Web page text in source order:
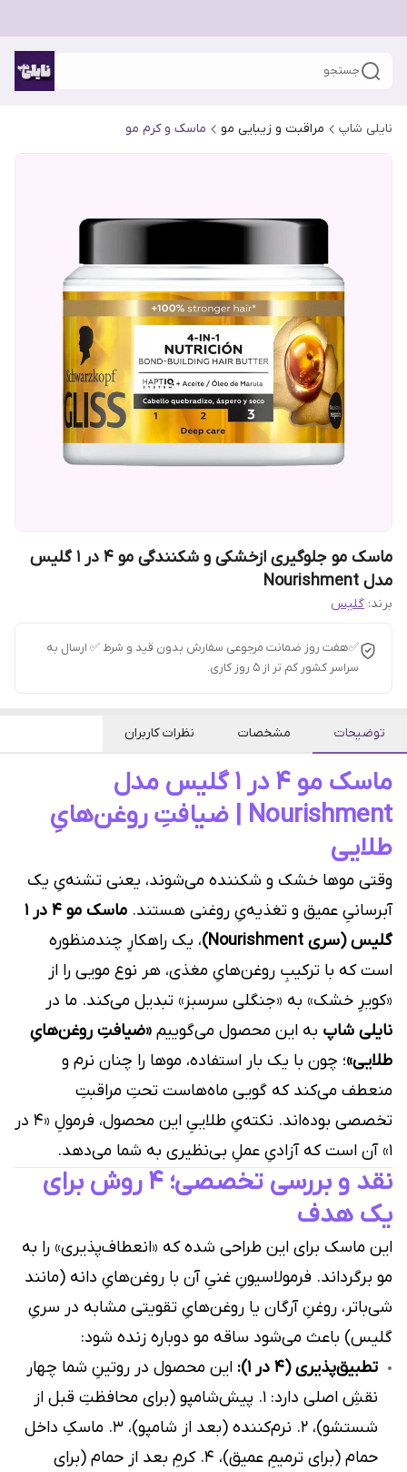
جستجو
نایلی شاپ مراقبت و زیبایی مو ماسک و کرم مو
ماسک مو جلوگیری ازخشکی و شکنندگی مو 4 در 1 گلیس
مدل Nourishment
برند: گلیس
✅هفت روز ضمانت مرجوعی سفارش بدون قید و شرط ✅ ارسال به
سراسر کشور کم تر از 5 روز کاری.
توضیحات مشخصات نظرات کاربران
ماسک مو 4 در 1 گلیس مدل
Nourishment | ضیافتِ روغن‌هایِ
طلایی
وقتی موها خشک و شکننده می‌شوند، یعنی تشنه‌یِ یک
آبرسانیِ عمیق و تغذیه‌یِ روغنی هستند.
ماسک مو 4 در 1
گلیس (سری Nourishment)
، یک راهکارِ چندمنظوره
است که با ترکیبِ روغن‌هایِ مغذی، هر نوع مویی را از
«کویرِ خشک» به «جنگلی سرسبز» تبدیل می‌کند. ما در
نایلی شاپ به این محصول می‌گوییم «ضیافتِ روغن‌هایِ
طلایی»؛ چون با یک بار استفاده، موها را چنان نرم و
منعطف می‌کند که گویی ماه‌هاست تحتِ مراقبتِ
تخصصی بوده‌اند. نکته‌یِ طلاییِ این محصول، فرمولِ «4 در
1» آن است که آزادیِ عملِ بی‌نظیری به شما می‌دهد.
نقد و بررسی تخصصی؛ 4 روش برای
یک هدف
این ماسک برای این طراحی شده که «انعطاف‌پذیری» را به
مو برگرداند. فرمولاسیونِ غنیِ آن با روغن‌هایِ دانه (مانند
شی‌باتر، روغنِ آرگان یا روغن‌هایِ تقویتی مشابه در سریِ
گلیس) باعث می‌شود ساقه مو دوباره زنده شود:
تطبیق‌پذیری (4 در 1):
این محصول در روتینِ شما چهار
نقشِ اصلی دارد: ۱. پیش‌شامپو (برای محافظتِ قبل از
شستشو)، ۲. نرم‌کننده (بعد از شامپو)، ۳. ماسکِ داخل
حمام (برای ترمیمِ عمیق)، ۴. کرمِ بعد از حمام (برای